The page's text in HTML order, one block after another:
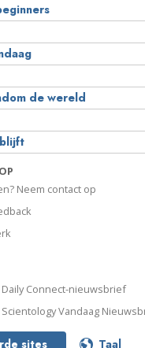
de wereld
Neem contact op
Connect-nieuwsbrief
Vandaag
sites Taal